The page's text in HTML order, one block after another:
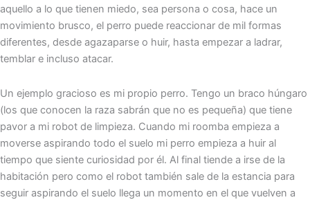
aquello a lo que tienen miedo, sea persona o cosa, hace un
movimiento brusco, el perro puede reaccionar de mil formas
diferentes, desde agazaparse o huir, hasta empezar a ladrar,
temblar e incluso atacar.
Un ejemplo gracioso es mi propio perro. Tengo un braco húngaro
(los que conocen la raza sabrán que no es pequeña) que tiene
pavor a mi robot de limpieza. Cuando mi roomba empieza a
moverse aspirando todo el suelo mi perro empieza a huir al
tiempo que siente curiosidad por él. Al final tiende a irse de la
habitación pero como el robot también sale de la estancia para
seguir aspirando el suelo llega un momento en el que vuelven a